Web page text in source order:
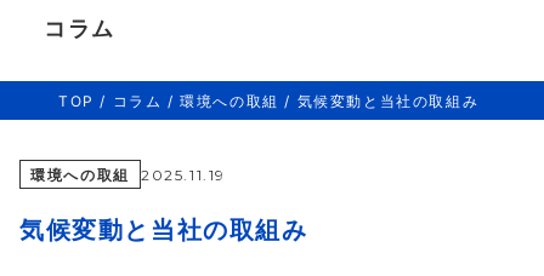
コラム
TOP / コラム /環境への取組 / 気候変動と当社の取組み
環境への取組 2025.11.19
気候変動と当社の取組み